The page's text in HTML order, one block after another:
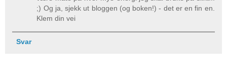
;) Og ja, sjekk ut bloggen (og boken!) - det er en fin en.
Klem din vei
Svar